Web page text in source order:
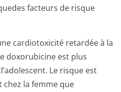
facteurs de risque
cardiotoxicité retardée à la
doxorubicine est plus
Le risque est
la femme que